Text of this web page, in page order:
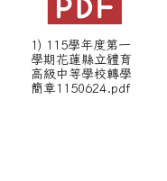
1) 115學年度第一
學期花蓮縣立體育
高級中等學校轉學
簡章1150624.pdf